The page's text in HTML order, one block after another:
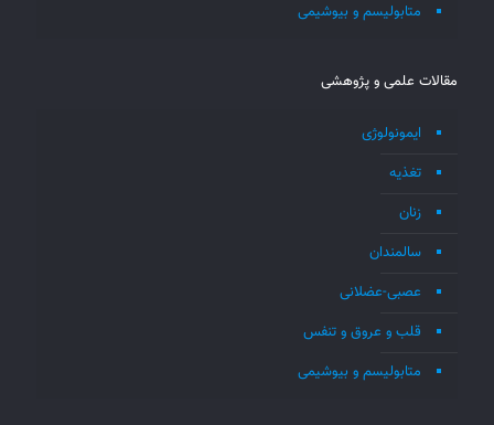
متابولیسم و بیوشیمی
مقالات علمی و پژوهشی
ایمونولوژی
تغذیه
زنان
سالمندان
عصبی-عضلانی
قلب و عروق و تنفس
متابولیسم و بیوشیمی